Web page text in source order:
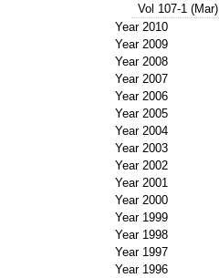
Vol 107-1 (Mar)
Year 2010
Year 2009
Year 2008
Year 2007
Year 2006
Year 2005
Year 2004
Year 2003
Year 2002
Year 2001
Year 2000
Year 1999
Year 1998
Year 1997
Year 1996